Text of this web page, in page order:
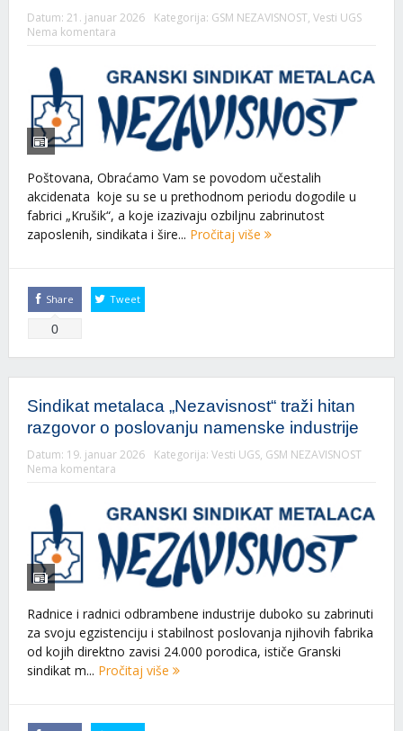
Datum: 21. januar 2026 Kategorija: GSM NEZAVISNOST, Vesti UGS
Nema komentara
Poštovana, Obraćamo Vam se povodom učestalih
akcidenata koje su se u prethodnom periodu dogodile u
fabrici „Krušik“, a koje izazivaju ozbiljnu zabrinutost
zaposlenih, sindikata i šire... Pročitaj više
Share
0
Tweet
Sindikat metalaca „Nezavisnost“ traži hitan
razgovor o poslovanju namenske industrije
Datum: 19. januar 2026 Kategorija: Vesti UGS, GSM NEZAVISNOST
Nema komentara
Radnice i radnici odbrambene industrije duboko su zabrinuti
za svoju egzistenciju i stabilnost poslovanja njihovih fabrika
od kojih direktno zavisi 24.000 porodica, ističe Granski
sindikat m... Pročitaj više